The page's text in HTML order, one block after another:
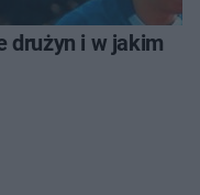
drużyn i w jakim